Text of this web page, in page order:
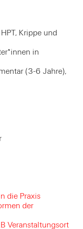
Krippe und
in
(3-6 Jahre),
die Praxis
der